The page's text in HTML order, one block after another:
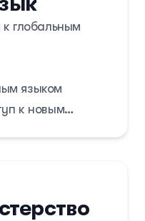
глобальным
языком
к новым